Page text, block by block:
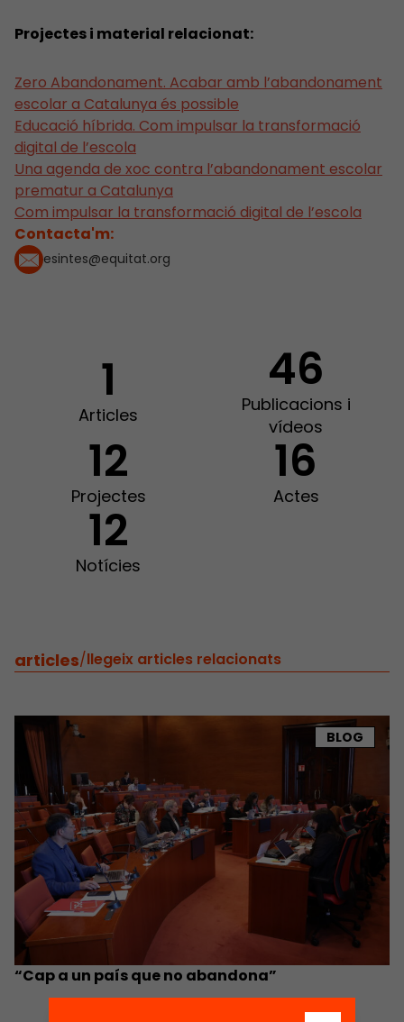
Projectes i material relacionat:
Zero Abandonament. Acabar amb l’abandonament
escolar a Catalunya és possible
Educació híbrida. Com impulsar la transformació
digital de l’escola
Una agenda de xoc contra l’abandonament escolar
prematur a Catalunya
Com impulsar la transformació digital de l’escola
Contacta'm:
esintes@equitat.org
1
Articles
46
Publicacions i
vídeos
12
Projectes
16
Actes
12
Notícies
articles/llegeix articles relacionats
BLOG
“Cap a un país que no abandona”